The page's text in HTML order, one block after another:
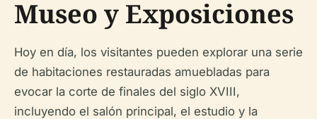
Museo y Exposiciones
Hoy en día, los visitantes pueden explorar una serie
de habitaciones restauradas amuebladas para
evocar la corte de finales del siglo XVIII,
incluyendo el salón principal, el estudio y la